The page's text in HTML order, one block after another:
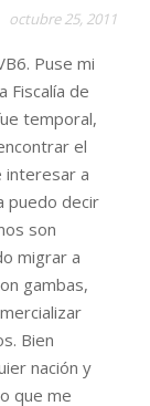
octubre 25, 2011
Puse mi
Fiscalía de
temporal,
el
interesar a
puedo decir
son
migrar a
gambas,
Bien
nación y
que me